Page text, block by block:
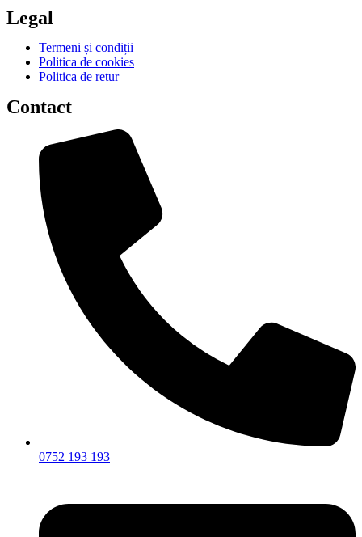
Legal
Termeni și condiții
Politica de cookies
Politica de retur
Contact
0752 193 193